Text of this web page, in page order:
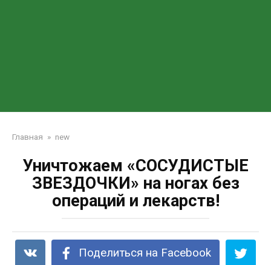
Главная » new
Уничтожаем «СОСУДИСТЫЕ
ЗВЕЗДОЧКИ» на ногах без
операций и лекарств!
Поделиться на Facebook